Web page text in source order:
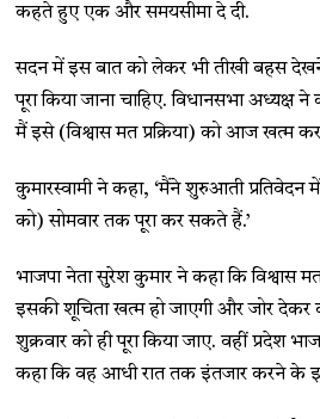
कहते हुए एक और समयसीमा दे दी.
सदन में इस बात को लेकर भी तीखी बहस
पूरा किया जाना चाहिए. विधानसभा अध्यक्ष
मैं इसे (विश्वास मत प्रक्रिया) को आज खत्म
कुमारस्वामी ने कहा, ‘मैंने शुरुआती प्रतिवेदन में
को) सोमवार तक पूरा कर सकते हैं.’
भाजपा नेता सुरेश कुमार ने कहा कि विश्वास
इसकी शूचिता खत्म हो जाएगी और जोर देकर
शुक्रवार को ही पूरा किया जाए. वहीं प्रदेश
कहा कि वह आधी रात तक इंतजार करने के